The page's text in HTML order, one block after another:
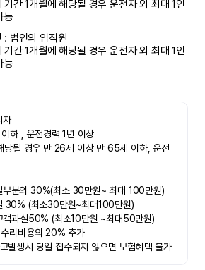
기간 1개월에 해당될 경우 운전자 외 최대 1인
능
: 법인의 임직원
기간 1개월에 해당될 경우 운전자 외 최대 1인
능
자
하 , 운전경력 1년 이상
당될 경우 만 26세 이상 만 65세 이하, 운전
부분의 30%(최소 30만원~ 최대 100만원)
30% (최소30만원~최대100만원)
객과실50% (최소10만원 ~최대50만원)
수리비용의 20% 추가
발생시 당일 접수되지 않으면 보험혜택 불가